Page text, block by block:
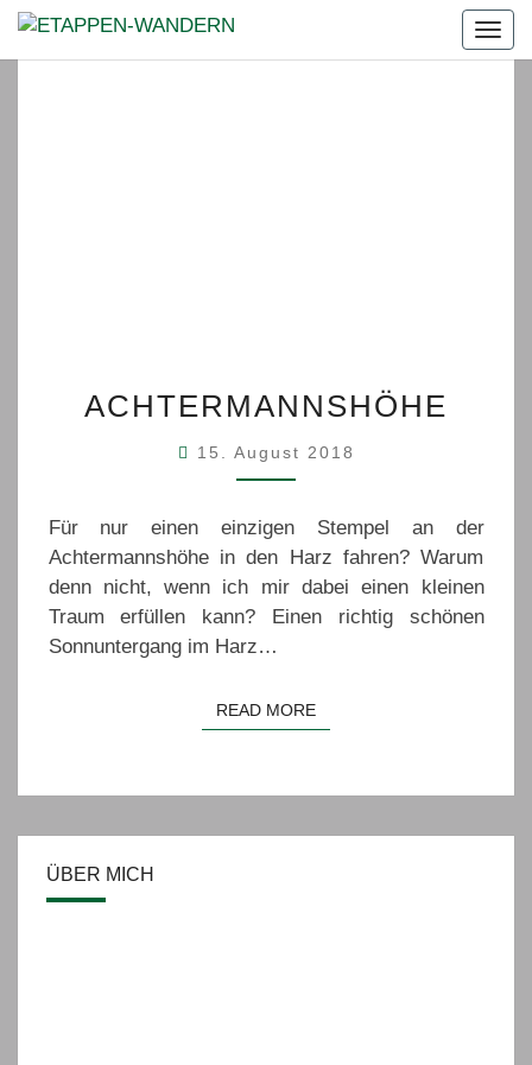
ACHTERMANNSHÖHE
15. August 2018
Für nur einen einzigen Stempel an der
Achtermannshöhe in den Harz fahren? Warum
denn nicht, wenn ich mir dabei einen kleinen
Traum erfüllen kann? Einen richtig schönen
Sonnuntergang im Harz…
READ MOREREAD MORE
ÜBER MICH